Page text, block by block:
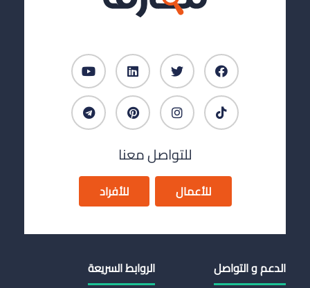
للتواصل معنا
للأعمال للأفراد
الدعم و التواصل الروابط السريعة